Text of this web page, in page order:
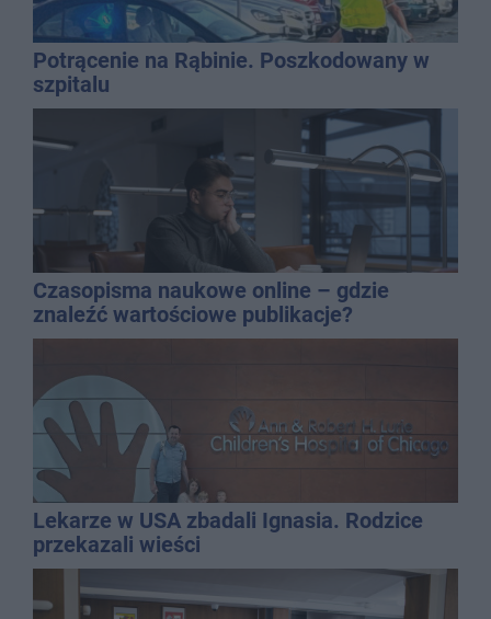
Potrącenie na Rąbinie. Poszkodowany w
szpitalu
Czasopisma naukowe online – gdzie
znaleźć wartościowe publikacje?
Lekarze w USA zbadali Ignasia. Rodzice
przekazali wieści